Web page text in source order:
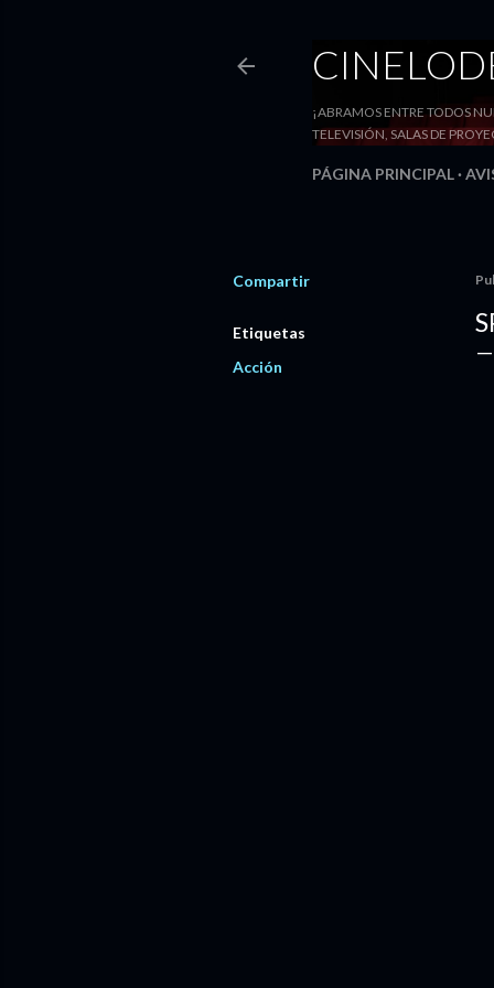
¡ABRAMOS ENTRE TODOS
TELEVISIÓN, SALAS DE
PÁGINA PRINCIPAL
Compartir
Etiquetas
Acción